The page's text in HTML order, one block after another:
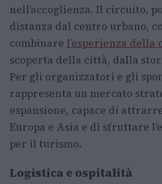
nell’accoglienza. Il circuito,
distanza dal centro urbano,
combinare l’esperienza della
scoperta della città, dalla
Per gli organizzatori e gli
rappresenta un mercato
espansione, capace di
Europa e Asia e di sfruttare
per il turismo.
Logistica e ospitalità